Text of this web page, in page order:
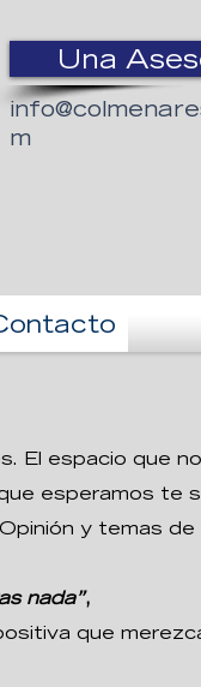
Una
m
El espacio que
esperamos te
y temas de
nada”,
que